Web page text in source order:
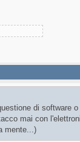
di software o
mai con
mente...)